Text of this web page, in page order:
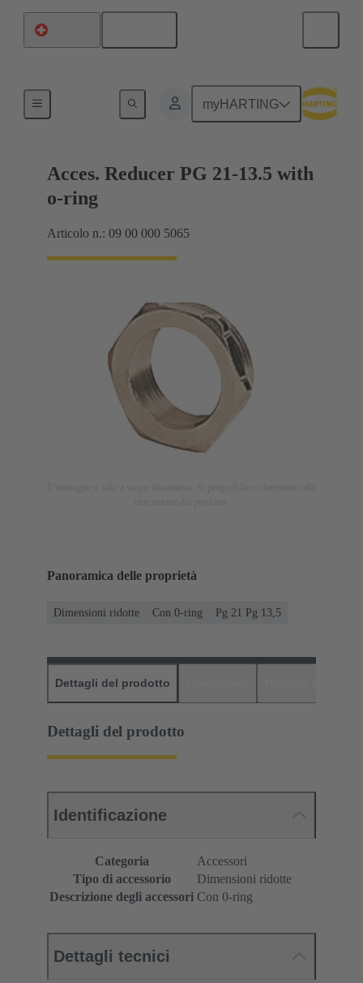
myHARTING
Acces. Reducer PG 21-13.5 with
o-ring
Articolo n.: 09 00 000 5065
Panoramica delle proprietà
Dimensioni ridotte Con 0-ring Pg 21 Pg 13,5
Dettagli del prodotto
Dettagli del prodotto
Identificazione
Categoria
Accessori
Tipo di accessorio
Dimensioni ridotte
Descrizione degli accessori Con 0-ring
Dettagli tecnici